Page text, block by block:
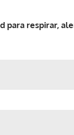
para respirar,